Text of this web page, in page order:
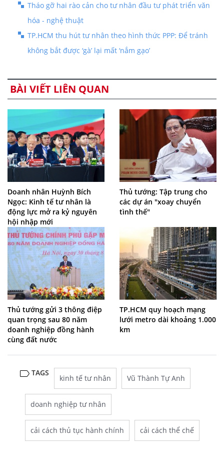
Tháo gỡ hai rào cản cho tư nhân đầu tư phát triển văn
hóa - nghệ thuật
TP.HCM thu hút tư nhân theo hình thức PPP: Để tránh
không bắt được ‘gà’ lại mất ‘nắm gạo’
BÀI VIẾT LIÊN QUAN
Doanh nhân Huỳnh Bích
Ngọc: Kinh tế tư nhân là
động lực mở ra kỷ nguyên
hội nhập mới
Thủ tướng: Tập trung cho
các dự án "xoay chuyển
tình thế"
Thủ tướng gửi 3 thông điệp
quan trọng sau 80 năm
doanh nghiệp đồng hành
cùng đất nước
TP.HCM quy hoạch mạng
lưới metro dài khoảng 1.000
km
TAGS
kinh tế tư nhân Vũ Thành Tự Anh
doanh nghiệp tư nhân
cải cách thủ tục hành chính cải cách thể chế